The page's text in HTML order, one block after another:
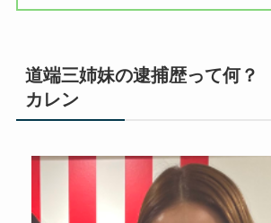
道端三姉妹の逮捕歴って何
カレン